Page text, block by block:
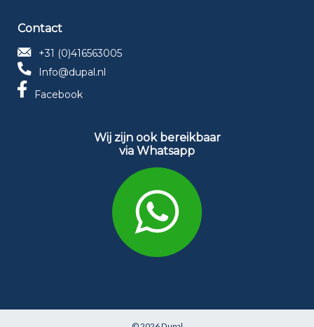
Contact
+31 (0)416563005
Info@dupal.nl
Facebook
Wij zijn ook bereikbaar
via Whatsapp